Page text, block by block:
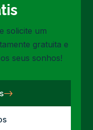
solicite um
gratuita e
seus sonhos!